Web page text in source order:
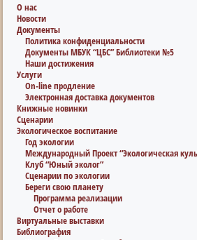
О нас
Новости
Документы
Политика конфиденциальности
Документы МБУК “ЦБС” Библиотеки №5
Наши достижения
Услуги
On-line продление
Электронная доставка документов
Книжные новинки
Сценарии
Экологическое воспитание
Год экологии
Международный Проект “Экологическая
Клуб “Юный эколог”
Сценарии по экологии
Береги свою планету
Программа реализации
Отчет о работе
Виртуальные выставки
Библиография